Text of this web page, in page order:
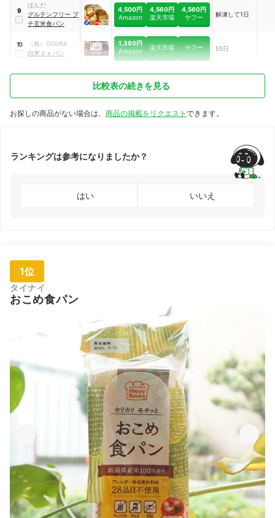
9
ほんだ
グルテンフリー プ
チ玄米食パン
4,500円
Amazon
4,560円
楽天市場
4,560円
ヤフー
解凍して1日
10
（株）OGURA
白米ｄｅパン
1,380円
Amazon
楽天市場 ヤフー 55日
比較表の続きを見る
お探しの商品がない場合は、 商品の掲載をリクエスト できます。
ランキングは参考になりましたか？
はい いいえ
1位
タイナイ
おこめ食パン